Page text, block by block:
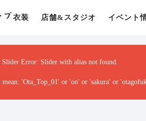
衣装 店舗&スタジオ イベント
Slider Error: Slider with alias not found.
mean: 'Ota_Top_01' or 'on' or 'sakura' or